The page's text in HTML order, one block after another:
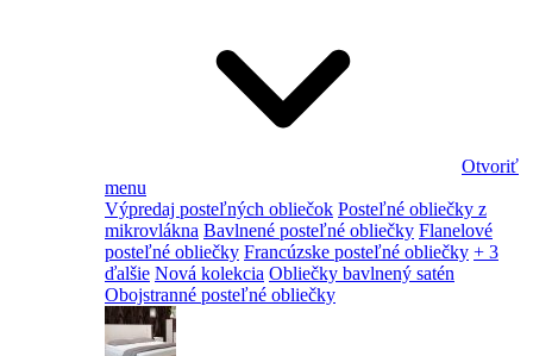
Otvoriť
menu
Výpredaj posteľných obliečok Posteľné obliečky z
mikrovlákna Bavlnené posteľné obliečky Flanelové
posteľné obliečky Francúzske posteľné obliečky + 3
ďalšie Nová kolekcia Obliečky bavlnený satén
Obojstranné posteľné obliečky